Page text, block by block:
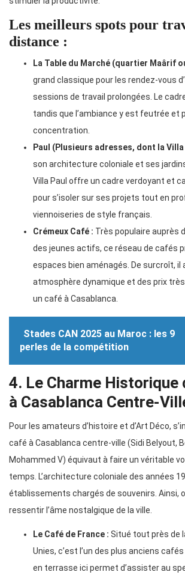
Les meilleurs spots pour
distance :
La Table du Marché (quartier Maârif
grand classique pour les rendez-vous
sessions de travail prolongées. Le
tandis que l’ambiance y est feutrée et
concentration.
Paul (Plusieurs adresses, dont la Villa
son architecture coloniale et ses
Villa Paul offre un cadre verdoyant et
pour s’isoler sur ses projets tout en
viennoiseries de style français.
Crémeux Café : Très populaire auprès
des jeunes actifs, ce réseau de cafés
espaces bien aménagés. De surcroît, il
atmosphère dynamique et des prix
un café à Casablanca.
Stades CAN 2025 au Maroc : les 9
perles de la compétition
4. Le Charme Historique
à Casablanca Centre-
Pour les amateurs d’histoire et d’Art Déco,
café à Casablanca centre-ville (Sidi Belyout,
Mohammed V) équivaut à faire un véritable
temps. L’architecture coloniale des années
établissements chargés de souvenirs. Ainsi,
ressentir l’âme nostalgique de la ville.
Le Café de France : Situé tout près de
Unies, c’est l’un des plus anciens cafés
en terrasse ici permet d’assister au